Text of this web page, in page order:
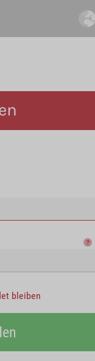
bleiben